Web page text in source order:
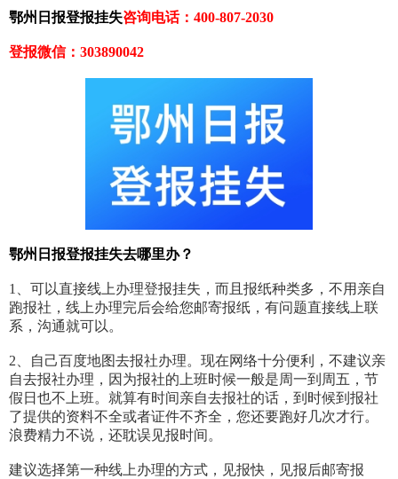
鄂州日报登报挂失咨询电话：400-807-2030
登报微信：303890042
鄂州日报登报挂失去哪里办？
1、可以直接线上办理登报挂失，而且报纸种类多，不用亲自
跑报社，线上办理完后会给您邮寄报纸，有问题直接线上联
系，沟通就可以。
2、自己百度地图去报社办理。现在网络十分便利，不建议亲
自去报社办理，因为报社的上班时候一般是周一到周五，节
假日也不上班。就算有时间亲自去报社的话，到时候到报社
了提供的资料不全或者证件不齐全，您还要跑好几次才行。
浪费精力不说，还耽误见报时间。
建议选择第一种线上办理的方式，见报快，见报后邮寄报